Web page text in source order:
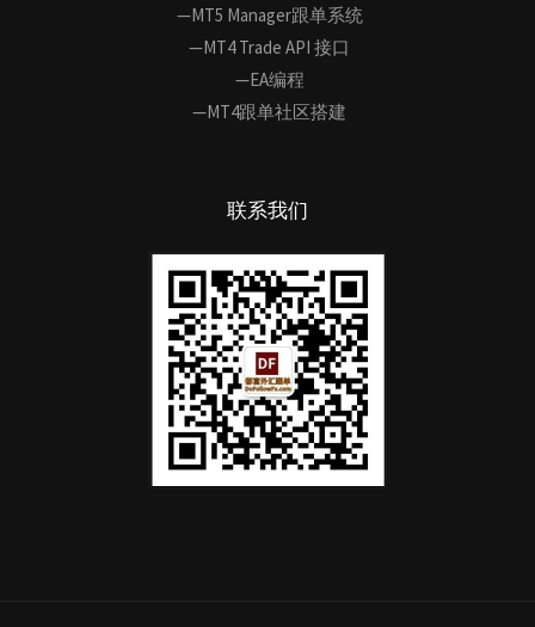
—MT5 Manager跟单系统
—MT4 Trade API 接口
—EA编程
—MT4跟单社区搭建
联系我们